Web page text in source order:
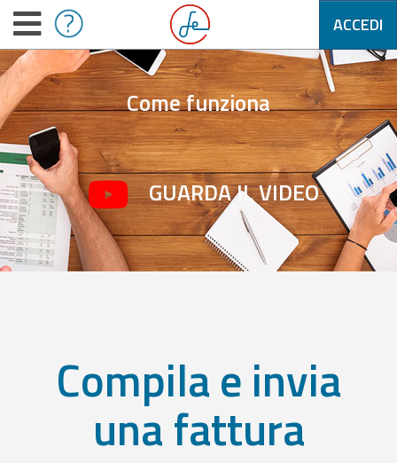
ACCEDI
Come funziona
GUARDA IL VIDEO
Compila e invia
una fattura